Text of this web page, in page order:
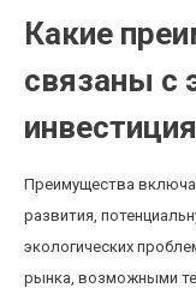
Какие
связаны с
Преимущества
развития,
экологических
рынка, возможными